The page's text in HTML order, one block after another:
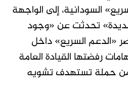
السودانية، إلى الواجهة
تحدثت عن «وجود
«الدعم السريع» داخل
رفضتها القيادة العامة
حملة تستهدف تشويه